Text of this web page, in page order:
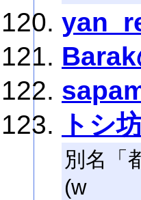
トシ
別名「
(w